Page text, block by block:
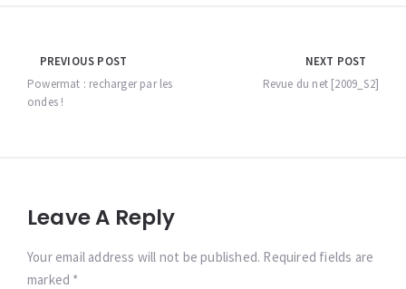
Navigation
de
PREVIOUS POST
Powermat : recharger par les
ondes !
NEXT POST
Revue du net [2009_S2]
Leave A Reply
Your email address will not be published. Required fields are
marked *